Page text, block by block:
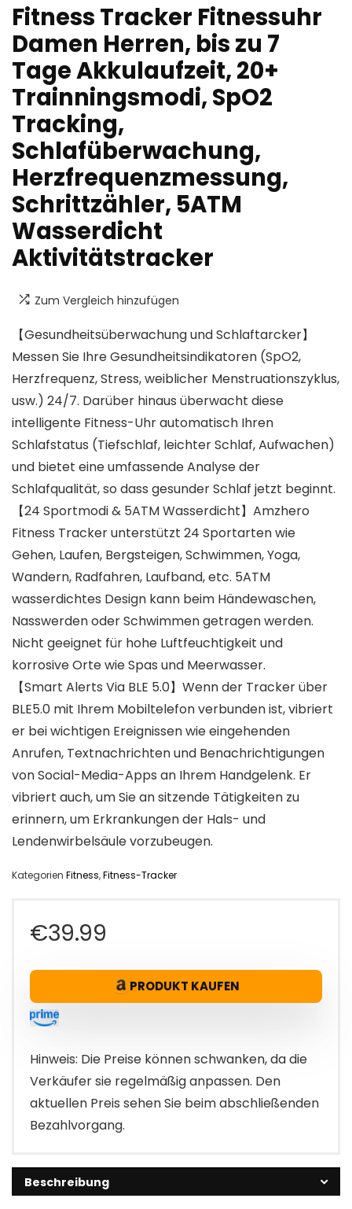
Fitness Tracker Fitnessuhr
Damen Herren, bis zu 7
Tage Akkulaufzeit, 20+
Trainningsmodi, SpO2
Tracking,
Schlafüberwachung,
Herzfrequenzmessung,
Schrittzähler, 5ATM
Wasserdicht
Aktivitätstracker
Zum Vergleich hinzufügen
【Gesundheitsüberwachung und Schlaftarcker】
Messen Sie Ihre Gesundheitsindikatoren (SpO2,
Herzfrequenz, Stress, weiblicher Menstruationszyklus,
usw.) 24/7. Darüber hinaus überwacht diese
intelligente Fitness-Uhr automatisch Ihren
Schlafstatus (Tiefschlaf, leichter Schlaf, Aufwachen)
und bietet eine umfassende Analyse der
Schlafqualität, so dass gesunder Schlaf jetzt beginnt.
【24 Sportmodi & 5ATM Wasserdicht】Amzhero
Fitness Tracker unterstützt 24 Sportarten wie
Gehen, Laufen, Bergsteigen, Schwimmen, Yoga,
Wandern, Radfahren, Laufband, etc. 5ATM
wasserdichtes Design kann beim Händewaschen,
Nasswerden oder Schwimmen getragen werden.
Nicht geeignet für hohe Luftfeuchtigkeit und
korrosive Orte wie Spas und Meerwasser.
【Smart Alerts Via BLE 5.0】Wenn der Tracker über
BLE5.0 mit Ihrem Mobiltelefon verbunden ist, vibriert
er bei wichtigen Ereignissen wie eingehenden
Anrufen, Textnachrichten und Benachrichtigungen
von Social-Media-Apps an Ihrem Handgelenk. Er
vibriert auch, um Sie an sitzende Tätigkeiten zu
erinnern, um Erkrankungen der Hals- und
Lendenwirbelsäule vorzubeugen.
Kategorien Fitness,Fitness-Tracker
€39.99
PRODUKT KAUFEN
Hinweis: Die Preise können schwanken, da die
Verkäufer sie regelmäßig anpassen. Den
aktuellen Preis sehen Sie beim abschließenden
Bezahlvorgang.
Beschreibung